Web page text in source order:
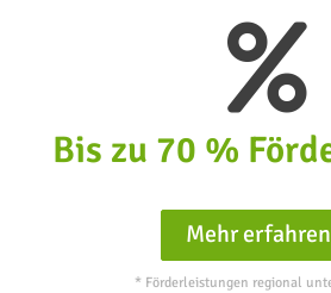
Bis zu 70 %
Mehr erfahren
* Förderleistungen regional